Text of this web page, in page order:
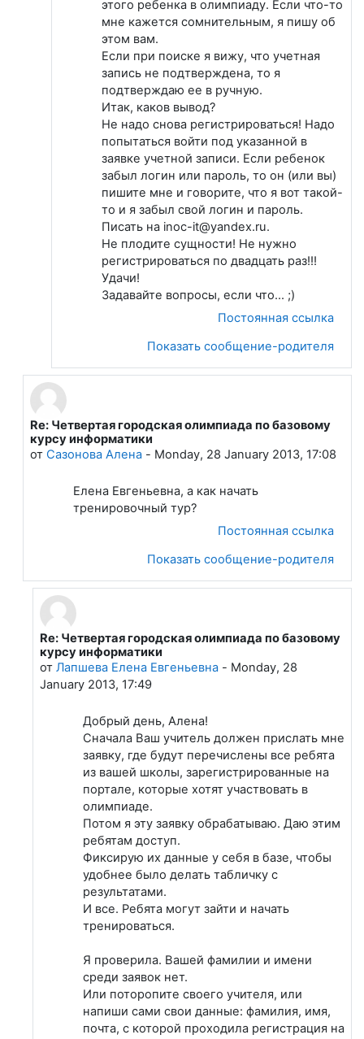
этого ребенка в олимпиаду. Если что-то
мне кажется сомнительным, я пишу об
этом вам.
Если при поиске я вижу, что учетная
запись не подтверждена, то я
подтверждаю ее в ручную.
Итак, каков вывод?
Не надо снова регистрироваться! Надо
попытаться войти под указанной в
заявке учетной записи. Если ребенок
забыл логин или пароль, то он (или вы)
пишите мне и говорите, что я вот такой-
то и я забыл свой логин и пароль.
Писать на inoc-it@yandex.ru.
Не плодите сущности! Не нужно
регистрироваться по двадцать раз!!!
Удачи!
Задавайте вопросы, если что... ;)
Постоянная ссылка
Показать сообщение-родителя
В ответ на Лапшева Елена Евгеньевна
Re: Четвертая городская олимпиада по базовому
курсу информатики
от Сазонова Алена- Monday, 28 January 2013, 17:08
Елена Евгеньевна, а как начать
тренировочный тур?
Постоянная ссылка
Показать сообщение-родителя
В ответ на Сазонова Алена
Re: Четвертая городская олимпиада по базовому
курсу информатики
от Лапшева Елена Евгеньевна- Monday, 28
January 2013, 17:49
Добрый день, Алена!
Сначала Ваш учитель должен прислать мне
заявку, где будут перечислены все ребята
из вашей школы, зарегистрированные на
портале, которые хотят участвовать в
олимпиаде.
Потом я эту заявку обрабатываю. Даю этим
ребятам доступ.
Фиксирую их данные у себя в базе, чтобы
удобнее было делать табличку с
результатами.
И все. Ребята могут зайти и начать
тренироваться.
Я проверила. Вашей фамилии и имени
среди заявок нет.
Или поторопите своего учителя, или
напиши сами свои данные: фамилия, имя,
почта, с которой проходила регистрация на